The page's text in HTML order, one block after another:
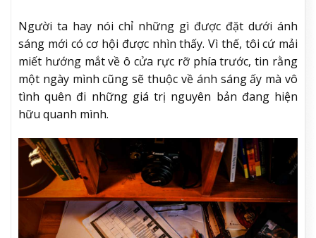
Người ta hay nói chỉ những gì được đặt dưới ánh
sáng mới có cơ hội được nhìn thấy. Vì thế, tôi cứ mải
miết hướng mắt về ô cửa rực rỡ phía trước, tin rằng
một ngày mình cũng sẽ thuộc về ánh sáng ấy mà vô
tình quên đi những giá trị nguyên bản đang hiện
hữu quanh mình.